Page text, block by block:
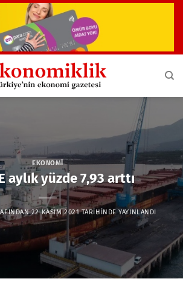
EKONOMI
aylık yüzde 7,93 arttı
22 KASIM 2021TARIHINDE YAYINLANDI